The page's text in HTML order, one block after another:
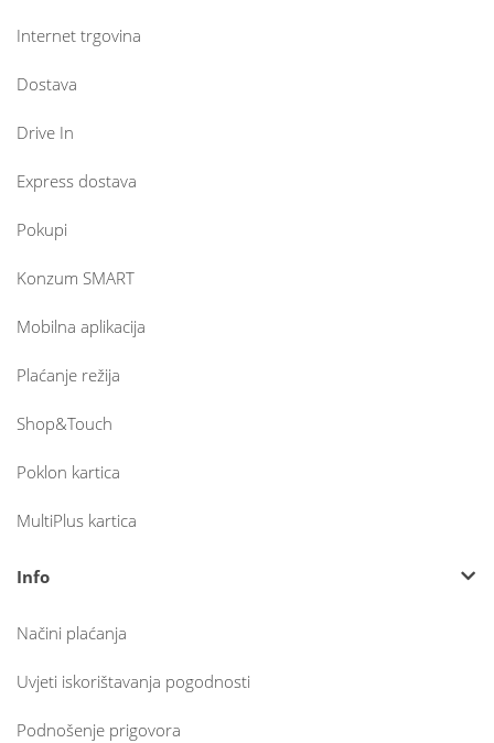
Internet trgovina
Dostava
Drive In
Express dostava
Pokupi
Konzum SMART
Mobilna aplikacija
Plaćanje režija
Shop&Touch
Poklon kartica
MultiPlus kartica
Info
Načini plaćanja
Uvjeti iskorištavanja pogodnosti
Podnošenje prigovora